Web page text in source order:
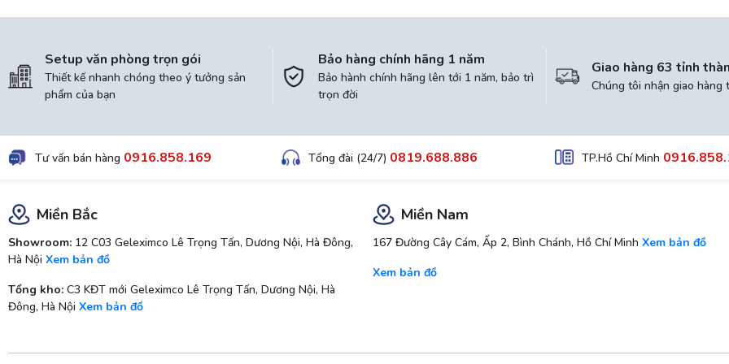
Setup văn phòng trọn gói
Thiết kế nhanh chóng theo ý tưởng sản
phẩm của bạn
Bảo hàng chính hãng 1 năm
Bảo hành chính hãng lên tới 1 năm, bảo trì
trọn đời
Giao hàng 63 tỉnh
Chúng tôi nhận giao hàng
Tư vấn bán hàng 0916.858.169 Tổng đài (24/7) 0819.688.886 TP.Hồ Chí Minh
Miền Bắc
Showroom: 12 C03 Geleximco Lê Trọng Tấn, Dương Nội, Hà Đông,
Hà Nội Xem bản đồ
Tổng kho: C3 KĐT mới Geleximco Lê Trọng Tấn, Dương Nội, Hà
Đông, Hà Nội Xem bản đồ
Miền Nam
167 Đường Cây Cám, Ấp 2, Bình Chánh, Hồ Chí Minh Xem bản đồ
Xem bản đồ